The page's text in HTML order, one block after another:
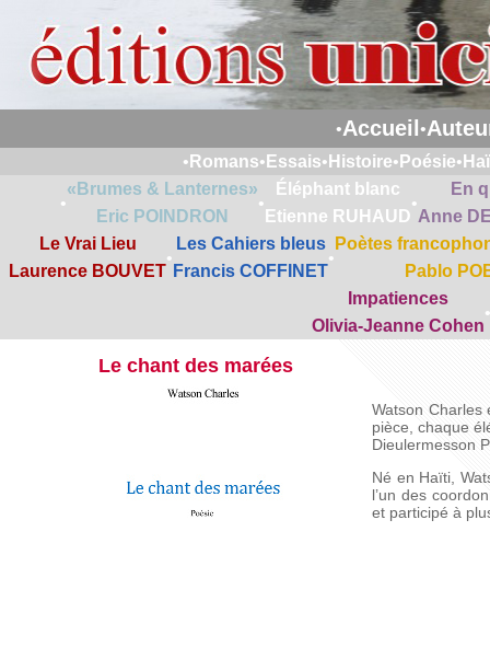
•Accueil •
• Romans• Essais• Histoire• Poésie•
•
«Brumes & Lanternes»
Eric POINDRON
•
Éléphant blanc
Etienne RUHAUD
•
En
Anne
Le Vrai Lieu
Laurence BOUVET
•
Les Cahiers bleus
Francis COFFINET
•
Poètes
Pablo
Impatiences
Olivia-Jeanne Cohen
•
Le chant des marées
Watson Charles
pièce, chaque
Dieulermesson
Né en Haïti,
l’un des
et participé à